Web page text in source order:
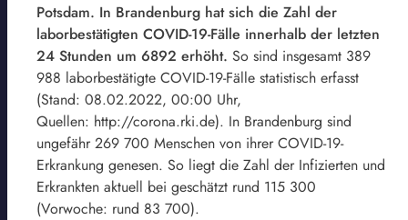
Potsdam. In Brandenburg hat sich die Zahl der
laborbestätigten COVID-19-Fälle innerhalb der letzten
24 Stunden um 6892 erhöht. So sind insgesamt 389
988 laborbestätigte COVID-19-Fälle statistisch erfasst
(Stand: 08.02.2022, 00:00 Uhr,
Quellen: http://corona.rki.de). In Brandenburg sind
ungefähr 269 700 Menschen von ihrer COVID-19-
Erkrankung genesen. So liegt die Zahl der Infizierten und
Erkrankten aktuell bei geschätzt rund 115 300
(Vorwoche: rund 83 700).